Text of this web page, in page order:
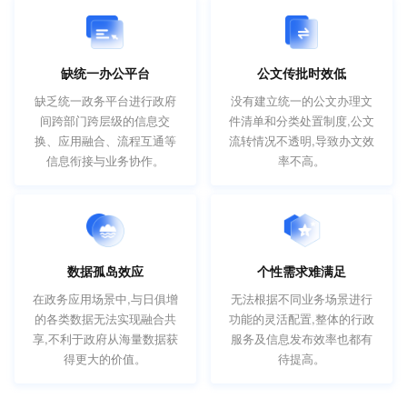
缺统一办公平台
缺乏统一政务平台进行政府
间跨部门跨层级的信息交
换、应用融合、流程互通等
信息衔接与业务协作。
公文传批时效低
没有建立统一的公文办理文
件清单和分类处置制度,公文
流转情况不透明,导致办文效
率不高。
数据孤岛效应
在政务应用场景中,与日俱增
的各类数据无法实现融合共
享,不利于政府从海量数据获
得更大的价值。
个性需求难满足
无法根据不同业务场景进行
功能的灵活配置,整体的行政
服务及信息发布效率也都有
待提高。